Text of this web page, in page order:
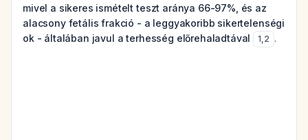
mivel a sikeres ismételt teszt aránya 66-97%, és az
alacsony fetális frakció - a leggyakoribb sikertelenségi
ok - általában javul a terhesség előrehaladtával
1,2 .